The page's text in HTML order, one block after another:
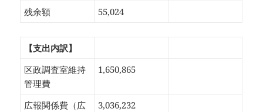
残余額 55,024
【支出内訳】
区政調査室維持
管理費
1,650,865
広報関係費（広
3,036,232